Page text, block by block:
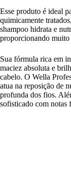
Esse produto é ideal
quimicamente
shampoo hidrata e
proporcionando muito
Sua fórmula rica em
maciez absoluta e
cabelo. O Wella
atua na reposição de
profunda dos fios.
sofisticado com notas